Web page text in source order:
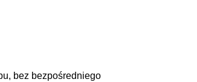
bez bezpośredniego